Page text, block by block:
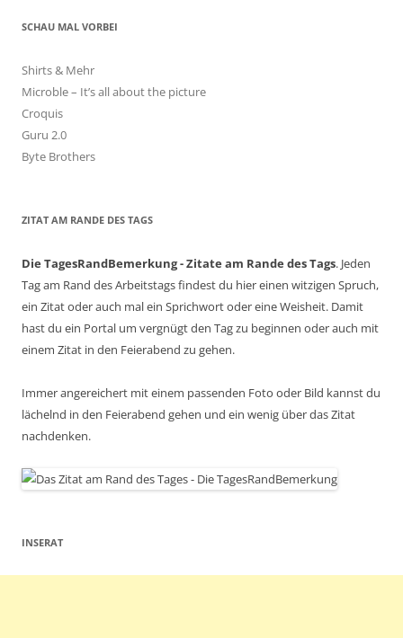
SCHAU MAL VORBEI
Shirts & Mehr
Microble – It’s all about the picture
Croquis
Guru 2.0
Byte Brothers
ZITAT AM RANDE DES TAGS
Die TagesRandBemerkung - Zitate am Rande des Tags. Jeden
Tag am Rand des Arbeitstags findest du hier einen witzigen Spruch,
ein Zitat oder auch mal ein Sprichwort oder eine Weisheit. Damit
hast du ein Portal um vergnügt den Tag zu beginnen oder auch mit
einem Zitat in den Feierabend zu gehen.
Immer angereichert mit einem passenden Foto oder Bild kannst du
lächelnd in den Feierabend gehen und ein wenig über das Zitat
nachdenken.
INSERAT